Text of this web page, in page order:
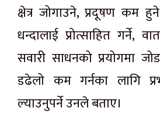
क्षेत्र जोगाउने, प्रदूषण कम
धन्दालाई प्रोत्साहित गर्ने,
सवारी साधनको प्रयोगमा
डढेलो कम गर्नका लागि
ल्याउनुपर्ने उनले बताए।